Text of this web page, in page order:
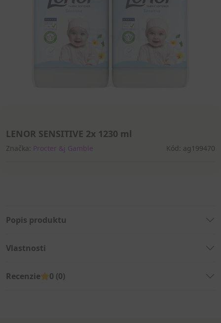
LENOR SENSITIVE 2x 1230 ml
Značka: Procter &j Gamble Kód: ag199470
Popis produktu
Vlastnosti
Recenzie 0 (0)